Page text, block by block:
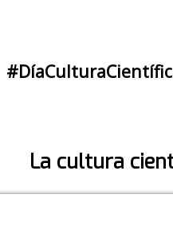
La cultura